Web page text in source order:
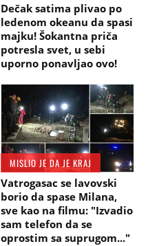
Dečak satima plivao po
ledenom okeanu da spasi
majku! Šokantna priča
potresla svet, u sebi
uporno ponavljao ovo!
MISLIO JE DA JE KRAJ
Vatrogasac se lavovski
borio da spase Milana,
sve kao na filmu: "Izvadio
sam telefon da se
oprostim sa suprugom..."